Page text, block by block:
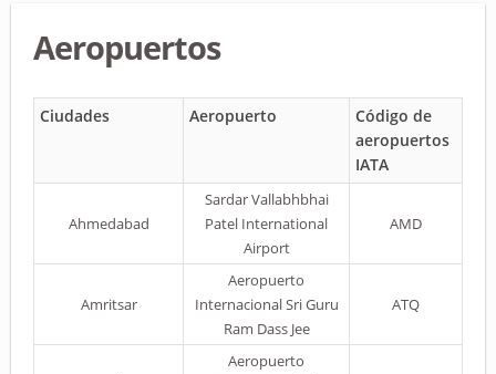
Aeropuertos
Ciudades Aeropuerto
Código de
aeropuertos
IATA
Ahmedabad
Sardar Vallabhbhai
Patel International
Airport
AMD
Amritsar
Aeropuerto
Internacional Sri Guru
Ram Dass Jee
ATQ
Aeropuerto